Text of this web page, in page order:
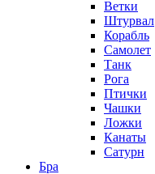
Ветки
Штурвал
Корабль
Самолет
Танк
Рога
Птички
Чашки
Ложки
Канаты
Сатурн
Бра